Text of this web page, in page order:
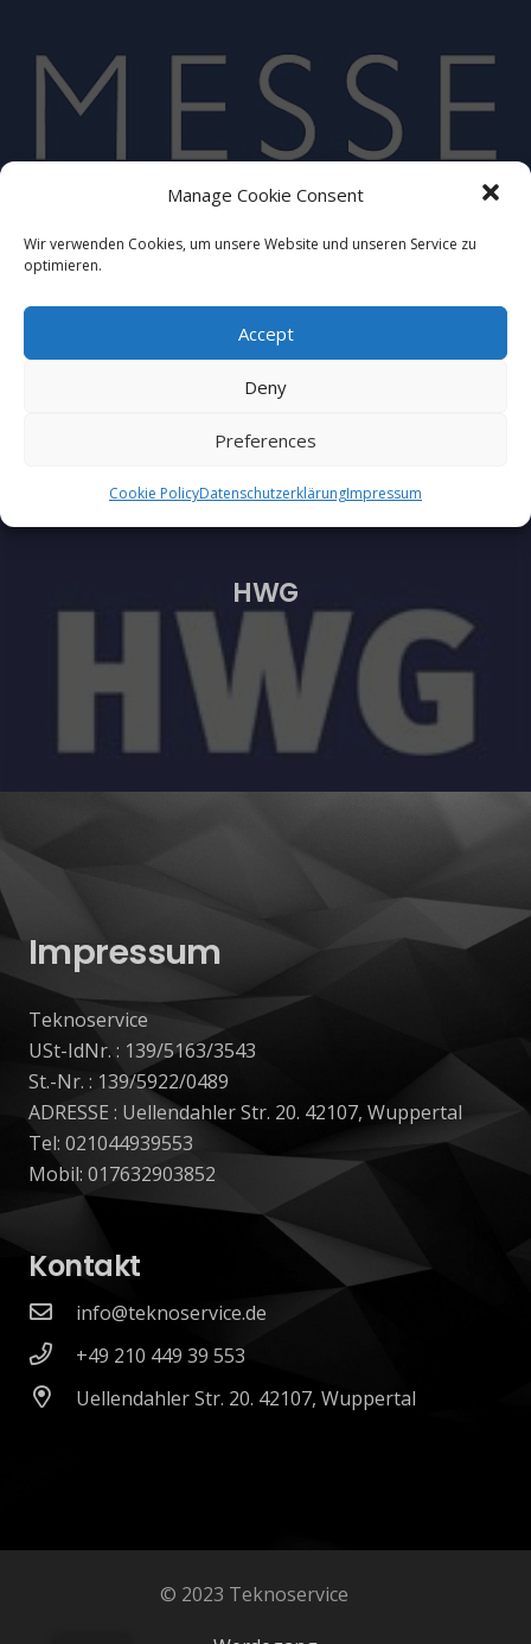
Manage Cookie Consent
Wir verwenden Cookies, um unsere Website und unseren Service zu
optimieren.
Accept
Deny
Preferences
Cookie PolicyDatenschutzerklärungImpressum
Messe Essen
HWG
Impressum
Teknoservice
USt-IdNr. : 139/5163/3543
St.-Nr. : 139/5922/0489
ADRESSE : Uellendahler Str. 20. 42107, Wuppertal
Tel: 021044939553
Mobil: 017632903852
Kontakt
info@teknoservice.de
+49 210 449 39 553
Uellendahler Str. 20. 42107, Wuppertal
© 2023 Teknoservice